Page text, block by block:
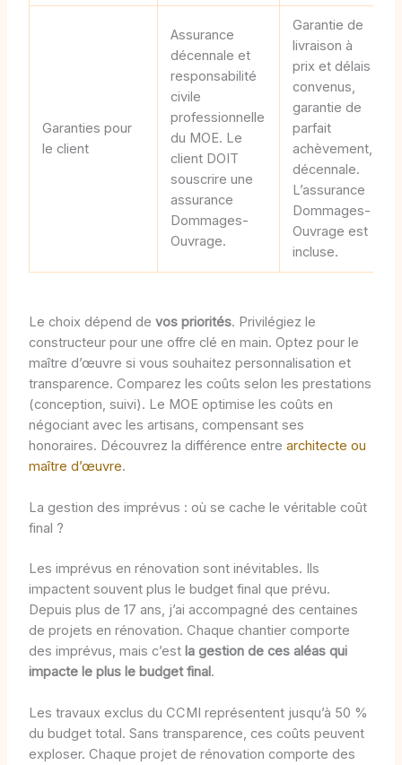
Garanties pour
le client
Assurance
décennale et
responsabilité
civile
professionnelle
du MOE. Le
client DOIT
souscrire une
assurance
Dommages-
Ouvrage.
Garantie de
livraison à
prix et délais
convenus,
garantie de
parfait
achèvement,
décennale.
L’assurance
Dommages-
Ouvrage est
incluse.
Le choix dépend de vos priorités. Privilégiez le
constructeur pour une offre clé en main. Optez pour le
maître d’œuvre si vous souhaitez personnalisation et
transparence. Comparez les coûts selon les prestations
(conception, suivi). Le MOE optimise les coûts en
négociant avec les artisans, compensant ses
honoraires. Découvrez la différence entre architecte ou
maître d’œuvre.
La gestion des imprévus : où se cache le véritable coût
final ?
Les imprévus en rénovation sont inévitables. Ils
impactent souvent plus le budget final que prévu.
Depuis plus de 17 ans, j’ai accompagné des centaines
de projets en rénovation. Chaque chantier comporte
des imprévus, mais c’est la gestion de ces aléas qui
impacte le plus le budget final.
Les travaux exclus du CCMI représentent jusqu’à 50 %
du budget total. Sans transparence, ces coûts peuvent
exploser. Chaque projet de rénovation comporte des